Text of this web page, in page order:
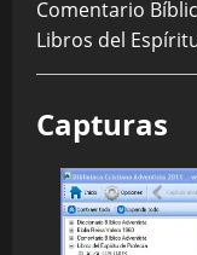
Comentario
Libros del
Capturas